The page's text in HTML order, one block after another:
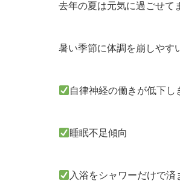
去年の夏は元気に過ごせて
暑い季節に体調を崩しやす
自律神経の働きが低下し
睡眠不足傾向
入浴をシャワーだけで済